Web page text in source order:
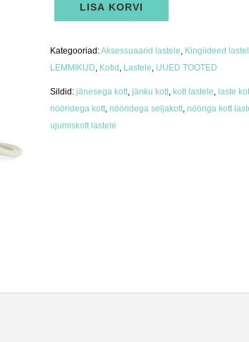
LISA KORVI
Kategooriad:Aksessuaarid lastele Kingiideed
LEMMIKUD Kotid Lastele UUED TOOTED
Sildid:jänesega kott ,jänku kott ,kott lastele ,laste
nööridega kott ,nööridega seljakott ,nööriga kott
ujumiskott lastele